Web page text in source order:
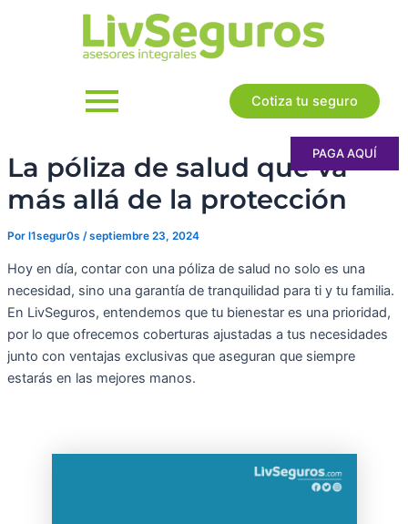
Cotiza tu seguro
PAGA AQUÍ
La póliza de salud que va
más allá de la protección
Por l1segur0s /septiembre 23, 2024
Hoy en día, contar con una póliza de salud no solo es una
necesidad, sino una garantía de tranquilidad para ti y tu familia.
En LivSeguros, entendemos que tu bienestar es una prioridad,
por lo que ofrecemos coberturas ajustadas a tus necesidades
junto con ventajas exclusivas que aseguran que siempre
estarás en las mejores manos.